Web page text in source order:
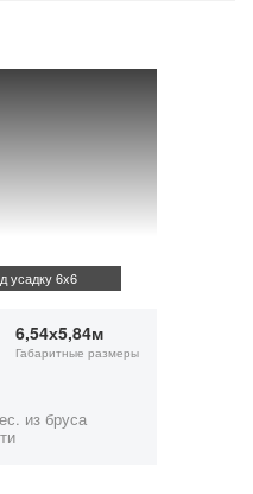
усадку 6x6
6,54х5,84м
Габаритные размеры
из бруса